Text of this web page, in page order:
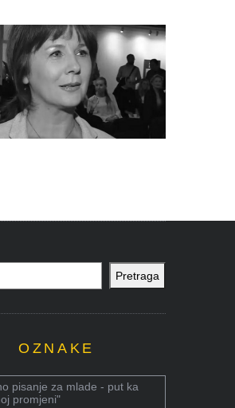
Pretraga
OZNAKE
pisanje za mlade - put ka
promjeni"